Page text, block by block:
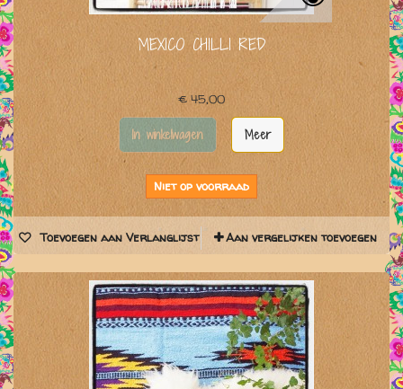
MEXICO CHILLI RED
€ 45,00
In winkelwagen Meer
Niet op voorraad
Toevoegen aan Verlanglijst Aan vergelijken toevoegen